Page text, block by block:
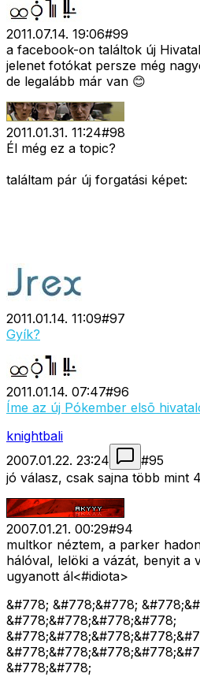
2011.07.14. 19:06#99
a facebook-on találtok új
jelenet fotókat persze még
de legalább már van 😊
2011.01.31. 11:24#98
Él még ez a topic?
találtam pár új forgatási képet:
2011.01.14. 11:09#97
Gyík?
2011.01.14. 07:47#96
Íme az új Pókember elsõ
knightbali
2007.01.22. 23:24
#95
jó válasz, csak sajna több mint
2007.01.21. 00:29#94
multkor néztem, a parker
hálóval, lelöki a vázát, benyit a
ugyanott ál<#idiota>
&#778; &#778;&#778;
&#778;&#778;&#778;&#778;
&#778;&#778;